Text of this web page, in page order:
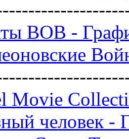
ВОВ -
Movie
человек -